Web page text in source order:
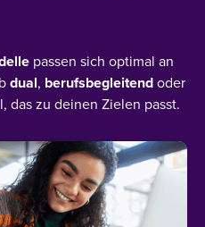
passen sich optimal an
dual, berufsbegleitend oder
das zu deinen Zielen passt​.